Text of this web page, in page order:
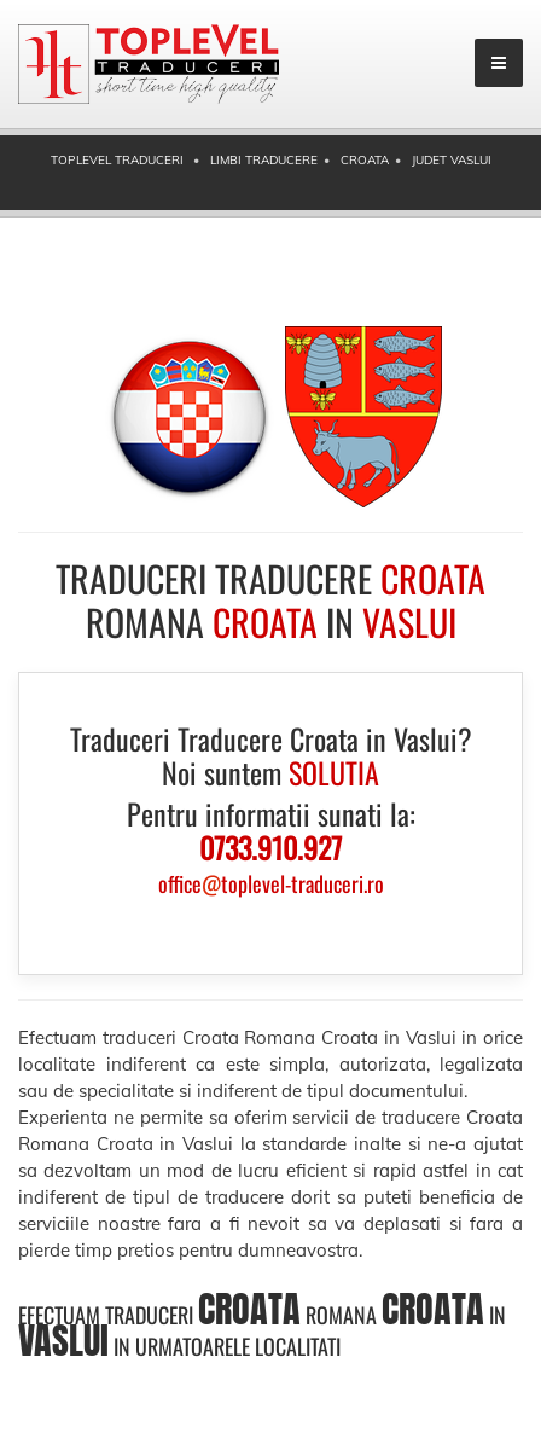
TOPLEVEL TRADUCERI LIMBI TRADUCERE CROATA JUDET VASLUI
TRADUCERI TRADUCERECROATA
ROMANA CROATA IN VASLUI
Traduceri Traducere Croata in Vaslui?
Noi suntem SOLUTIA
Pentru informatii sunati la:
0733.910.927
office@toplevel-traduceri.ro
Efectuam traduceri Croata Romana Croata in Vaslui in orice
localitate indiferent ca este simpla, autorizata, legalizata
sau de specialitate si indiferent de tipul documentului.
Experienta ne permite sa oferim servicii de traducere Croata
Romana Croata in Vaslui la standarde inalte si ne-a ajutat
sa dezvoltam un mod de lucru eficient si rapid astfel in cat
indiferent de tipul de traducere dorit sa puteti beneficia de
serviciile noastre fara a fi nevoit sa va deplasati si fara a
pierde timp pretios pentru dumneavostra.
EFECTUAM TRADUCERICROATA ROMANACROATA IN
VASLUIIN URMATOARELE LOCALITATI